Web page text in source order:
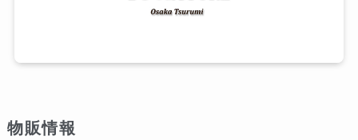
物販情報